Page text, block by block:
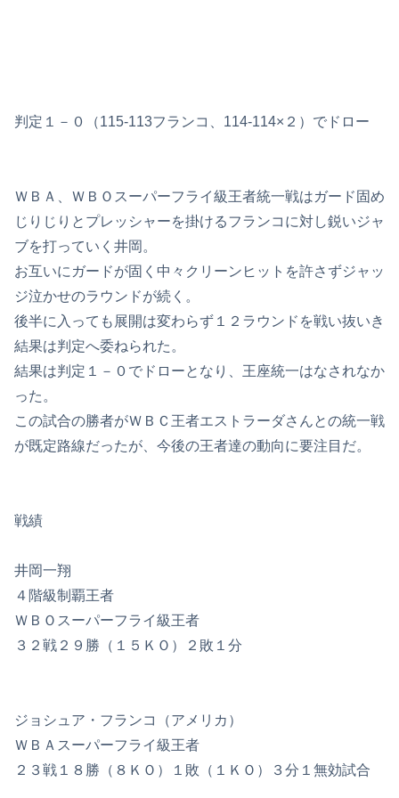
判定１－０（115-113フランコ、114-114×２）でドロー
ＷＢＡ、ＷＢＯスーパーフライ級王者統一戦はガード固め
じりじりとプレッシャーを掛けるフランコに対し鋭いジャ
ブを打っていく井岡。
お互いにガードが固く中々クリーンヒットを許さずジャッ
ジ泣かせのラウンドが続く。
後半に入っても展開は変わらず１２ラウンドを戦い抜いき
結果は判定へ委ねられた。
結果は判定１－０でドローとなり、王座統一はなされなか
った。
この試合の勝者がＷＢＣ王者エストラーダさんとの統一戦
が既定路線だったが、今後の王者達の動向に要注目だ。
戦績
井岡一翔
４階級制覇王者
ＷＢＯスーパーフライ級王者
３２戦２９勝（１５ＫＯ）２敗１分
ジョシュア・フランコ（アメリカ）
ＷＢＡスーパーフライ級王者
２３戦１８勝（８ＫＯ）１敗（１ＫＯ）３分１無効試合